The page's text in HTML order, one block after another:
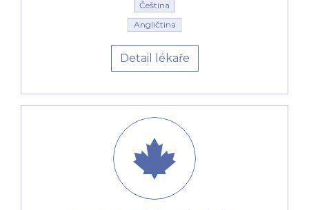
Čeština
Angličtina
Detail lékaře